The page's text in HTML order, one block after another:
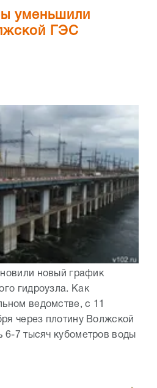
уменьшили
ГЭС
новый график
гидроузла. Как
ведомстве, с 11
через плотину Волжской
6-7 тысяч кубометров воды